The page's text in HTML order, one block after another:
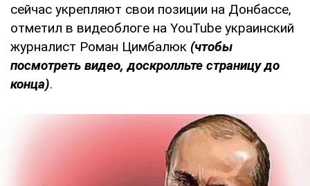
сейчас укрепляют свои позиции на Донбассе,
отметил в видеоблоге на YouTube украинский
журналист Роман Цимбалюк (чтобы
посмотреть видео, доскролльте страницу до
конца).